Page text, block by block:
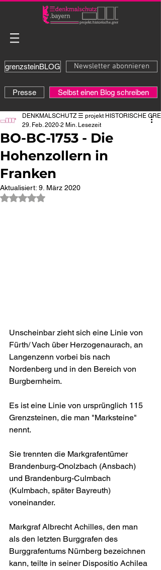
grenzsteinBLOG
Presse
Newsletter abonnieren
Selbst einen Blog schreiben
BO-BC-1753 - Die
Hohenzollern in
Franken
DENKMALSCHUTZ ☰ projekt HISTORISCHE
29. Feb. 2020 2 Min. Lesezeit
Aktualisiert: 9. März 2020
Mit NaN von 5 Sternen bewertet.
Unscheinbar zieht sich eine Linie von
Fürth/ Vach über Herzogenaurach, an
Langenzenn vorbei bis nach
Nordenberg und in den Bereich von
Burgbernheim.
Es ist eine Linie von ursprünglich 115
Grenzsteinen, die man "Marksteine"
nennt.
Sie trennten die Markgrafentümer
Brandenburg-Onolzbach (Ansbach)
und Brandenburg-Culmbach
(Kulmbach, später Bayreuth)
voneinander.
Markgraf Albrecht Achilles, den man
als den letzten Burggrafen des
Burggrafentums Nürnberg bezeichnen
kann, teilte in seiner Dispositio Achilea